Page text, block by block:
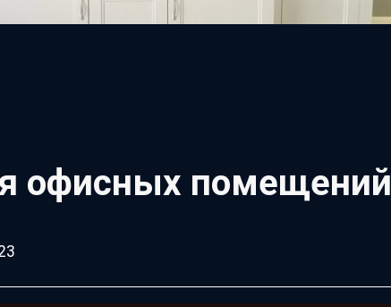
офисных помещений